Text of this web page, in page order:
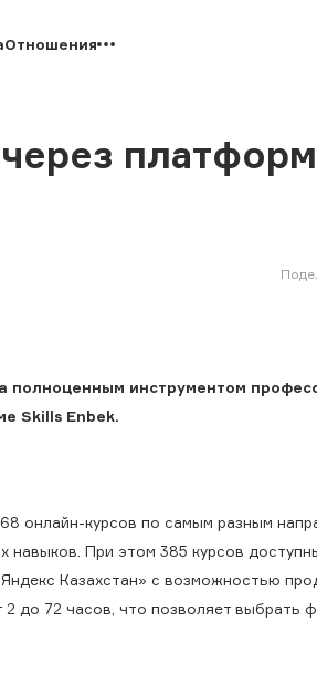
Отношения
полноценным инструментом
Skills Enbek.
онлайн-курсов по самым разным
При этом 385 курсов
Казахстан» с возможностью
до 72 часов, что позволяет выбрать